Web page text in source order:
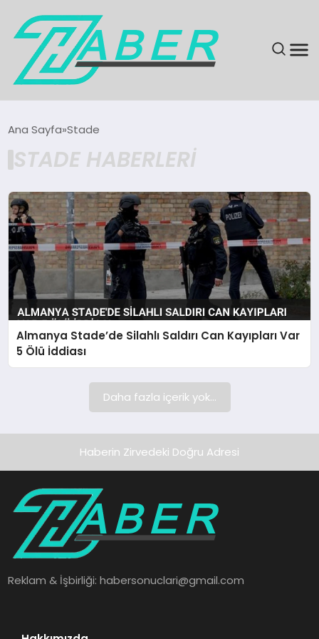
GÜNDEM
EKONOMI
MAGAZIN
EĞITIM
KÜLTÜR & SANAT
SAĞLIK
Ana Sayfa Stade
STADE HABERLERI
Almanya Stade’de Silahlı Saldırı Can Kayıpları Var
5 Ölü İddiası
Daha fazla içerik yok...
Haberin Zirvedeki Doğru Adresi
Reklam & İşbirliği:habersonuclari@gmail.com